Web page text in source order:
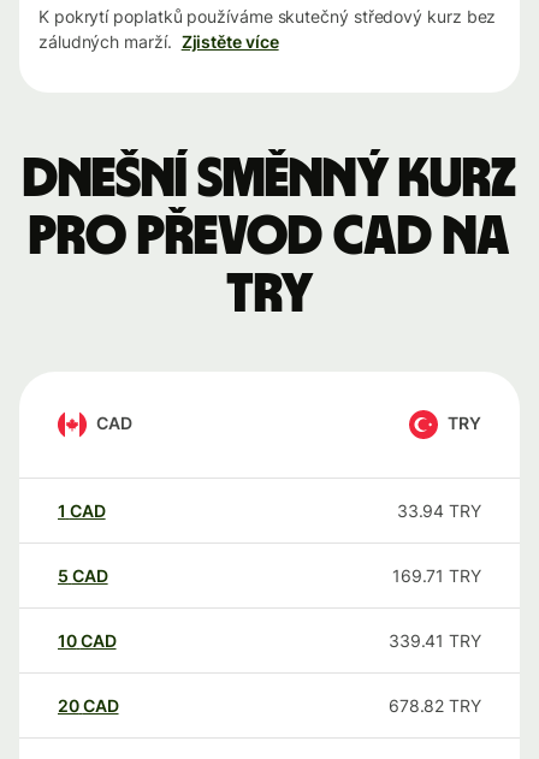
K pokrytí poplatků používáme skutečný středový kurz bez
záludných marží. Zjistěte více
Dnešní směnný kurz
pro převod CAD na
TRY
CAD TRY
1 CAD 33.94 TRY
5 CAD 169.71 TRY
10CAD 339.41 TRY
20CAD 678.82 TRY